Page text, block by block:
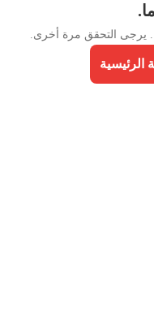
يرجى التحقق مرة أخرى.
الرئيسية